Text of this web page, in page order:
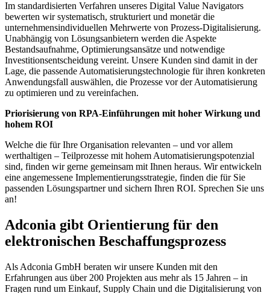
Im standardisierten Verfahren unseres Digital Value Navigators
bewerten wir systematisch, strukturiert und monetär die
unternehmensindividuellen Mehrwerte von Prozess-Digitalisierung.
Unabhängig von Lösungsanbietern werden die Aspekte
Bestandsaufnahme, Optimierungsansätze und notwendige
Investitionsentscheidung vereint. Unsere Kunden sind damit in der
Lage, die passende Automatisierungstechnologie für ihren konkreten
Anwendungsfall auswählen, die Prozesse vor der Automatisierung
zu optimieren und zu vereinfachen.
Priorisierung von RPA-Einführungen mit hoher Wirkung und
hohem ROI
Welche die für Ihre Organisation relevanten – und vor allem
werthaltigen – Teilprozesse mit hohem Automatisierungspotenzial
sind, finden wir gerne gemeinsam mit Ihnen heraus. Wir entwickeln
eine angemessene Implementierungsstrategie, finden die für Sie
passenden Lösungspartner und sichern Ihren ROI. Sprechen Sie uns
an!
Adconia gibt Orientierung für den
elektronischen Beschaffungsprozess
Als Adconia GmbH beraten wir unsere Kunden mit den
Erfahrungen aus über 200 Projekten aus mehr als 15 Jahren – in
Fragen rund um Einkauf, Supply Chain und die Digitalisierung von